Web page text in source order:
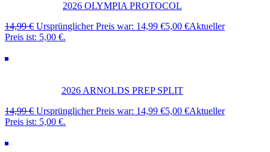
2026 OLYMPIA PROTOCOL
14,99€ Ursprünglicher Preis war: 14,99 €5,00 €Aktueller
Preis ist: 5,00 €.
2026 ARNOLDS PREP SPLIT
14,99€ Ursprünglicher Preis war: 14,99 €5,00 €Aktueller
Preis ist: 5,00 €.